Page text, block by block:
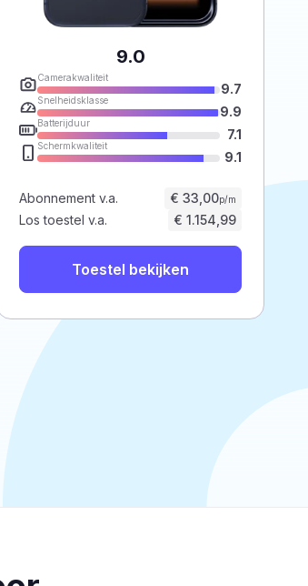
9.0
Camerakwaliteit
9.7
Snelheidsklasse
9.9
Batterijduur
7.1
Schermkwaliteit
9.1
Abonnement v.a. € 33,00p/m
Los toestel v.a. € 1.154,99
Toestel bekijken